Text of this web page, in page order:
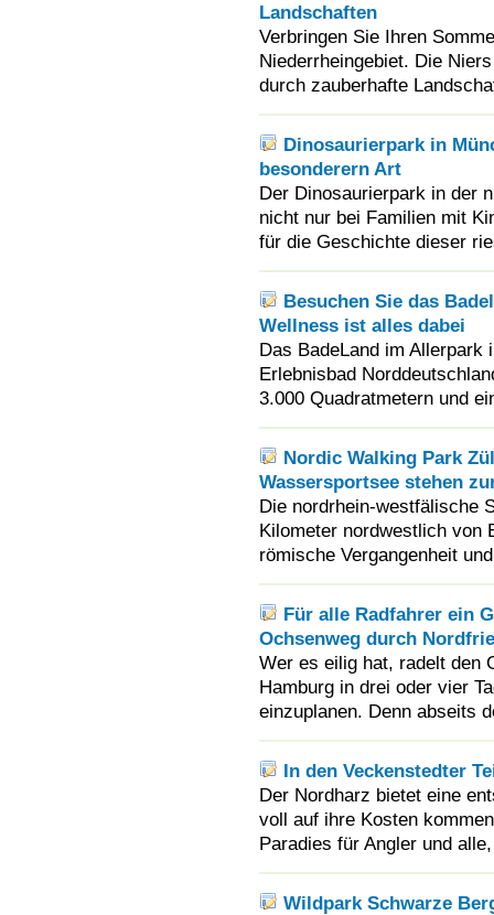
Landschaften
Verbringen Sie Ihren
Niederrheingebiet. Die
durch zauberhafte
Dinosaurierpark in
besonderern Art
Der Dinosaurierpark in der
nicht nur bei Familien mit
für die Geschichte dieser
Besuchen Sie das
Wellness ist alles dabei
Das BadeLand im
Erlebnisbad
3.000 Quadratmetern und
Nordic Walking Park
Wassersportsee stehen
Die nordrhein-westfälische
Kilometer nordwestlich von
römische Vergangenheit
Für alle Radfahrer ein
Ochsenweg durch
Wer es eilig hat, radelt den
Hamburg in drei oder vier
einzuplanen. Denn abseits
In den Veckenstedter
Der Nordharz bietet eine
voll auf ihre Kosten
Paradies für Angler und
Wildpark Schwarze